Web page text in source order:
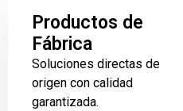
Productos de
Fábrica
Soluciones directas de
origen con calidad
garantizada.